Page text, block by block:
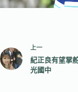
上一
紀正良有望掌
光國中